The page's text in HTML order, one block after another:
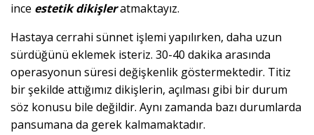
ince estetik dikişleratmaktayız.
Hastaya cerrahi sünnet işlemi yapılırken, daha uzun
sürdüğünü eklemek isteriz. 30-40 dakika arasında
operasyonun süresi değişkenlik göstermektedir. Titiz
bir şekilde attığımız dikişlerin, açılması gibi bir durum
söz konusu bile değildir. Aynı zamanda bazı durumlarda
pansumana da gerek kalmamaktadır.